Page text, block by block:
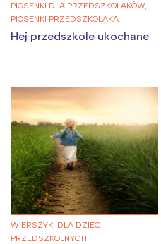
PIOSENKI DLA PRZEDSZKOLAKÓW,
PIOSENKI PRZEDSZKOLAKA
Hej przedszkole ukochane
WIERSZYKI DLA DZIECI
PRZEDSZKOLNYCH